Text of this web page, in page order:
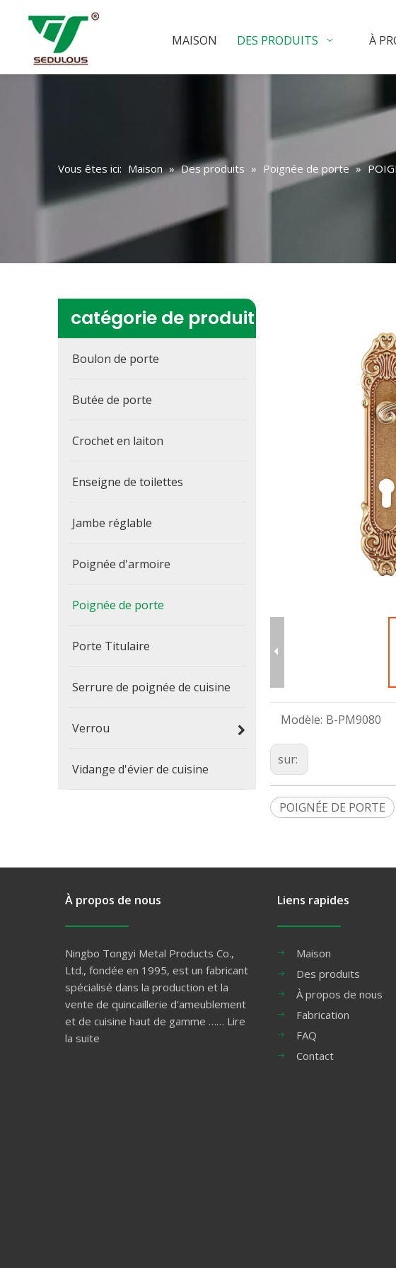
MAISON DES PRODUITS À
Vous êtes ici: Maison » Des produits » Poignée de porte »
catégorie de produit
Boulon de porte
Butée de porte
Crochet en laiton
Enseigne de toilettes
Jambe réglable
Poignée d'armoire
Poignée de porte
Porte Titulaire
Serrure de poignée de cuisine
Verrou
Vidange d'évier de cuisine
Modèle: B-PM9080
sur:
POIGNÉE DE PORTE
À propos de nous
Ningbo Tongyi Metal Products Co.,
Ltd., fondée en 1995, est un fabricant
spécialisé dans la production et la
vente de quincaillerie d'ameublement
et de cuisine haut de gamme …… Lire
la suite
Liens rapides
Maison
Des produits
À propos de nous
Fabrication
FAQ
Contact